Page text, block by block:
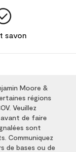
savon
Moore &
régions
Veuillez
de faire
sont
Communiquez
de bases ou de